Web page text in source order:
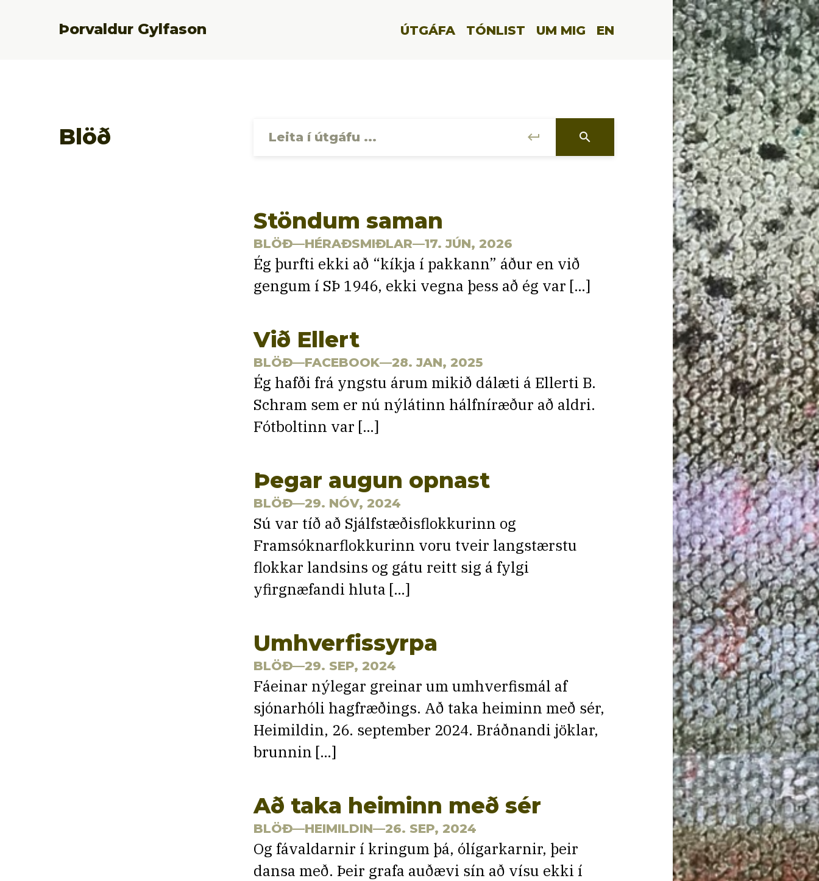
Þorvaldur Gylfason ÚTGÁFA TÓNLIST UM MIG EN
Blöð search
keyboard_return
Stöndum saman
BLÖÐ—HÉRAÐSMIÐLAR—17. JÚN, 2026
Ég þurfti ekki að “kíkja í pakkann” áður en við
gengum í SÞ 1946, ekki vegna þess að ég var […]
Við Ellert
BLÖÐ—FACEBOOK—28. JAN, 2025
Ég hafði frá yngstu árum mikið dálæti á Ellerti B.
Schram sem er nú nýlátinn hálfníræður að aldri.
Fótboltinn var […]
Þegar augun opnast
BLÖÐ—29. NÓV, 2024
Sú var tíð að Sjálfstæðisflokkurinn og
Framsóknarflokkurinn voru tveir langstærstu
flokkar landsins og gátu reitt sig á fylgi
yfirgnæfandi hluta […]
Umhverfissyrpa
BLÖÐ—29. SEP, 2024
Fáeinar nýlegar greinar um umhverfismál af
sjónarhóli hagfræðings. Að taka heiminn með sér,
Heimildin, 26. september 2024. Bráðnandi jöklar,
brunnin […]
Að taka heiminn með sér
BLÖÐ—HEIMILDIN—26. SEP, 2024
Og fávaldarnir í kringum þá, ólígarkarnir, þeir
dansa með. Þeir grafa auðævi sín að vísu ekki í